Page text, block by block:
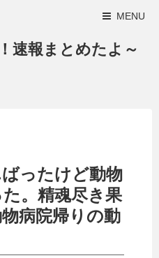
MENU
速報まとめたよ～
ったけど動物
。精魂尽き果
病院帰りの動